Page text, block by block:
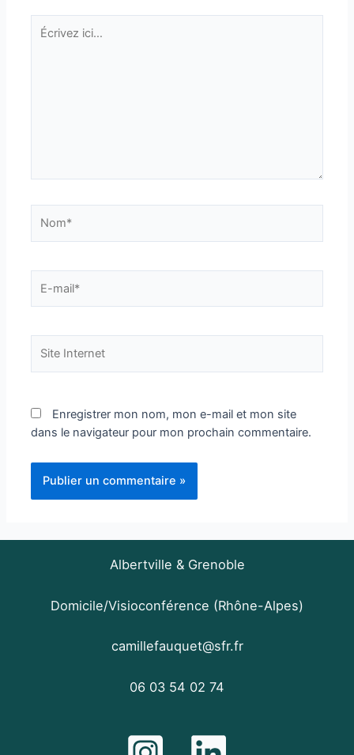
Écrivez
ici…
mail*
Internet
Enregistrer mon nom, mon e-mail et mon site
dans le navigateur pour mon prochain commentaire.
Albertville & Grenoble
Domicile/Visioconférence (Rhône-Alpes)
camillefauquet@sfr.fr
06 03 54 02 74